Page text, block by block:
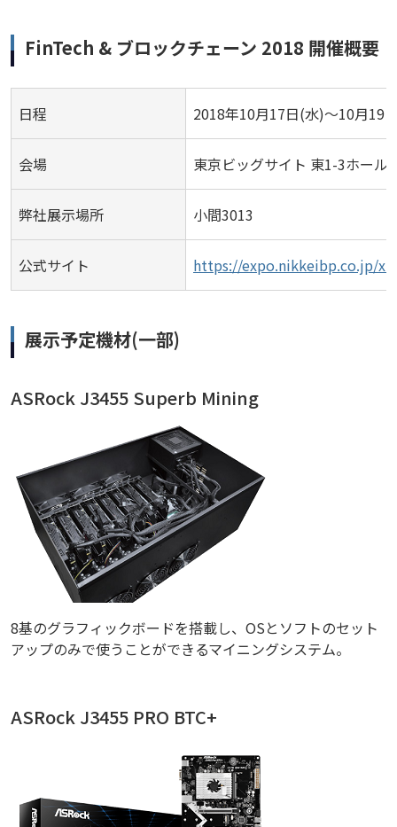
FinTech & ブロックチェーン 2018 開催概要
日程 2018年10月17日(水)～10月19
会場 東京ビッグサイト 東1-3ホール
弊社展示場所 小間3013
公式サイト https://expo.nikkeibp.co.jp/
展示予定機材(一部)
ASRock J3455 Superb Mining
8基のグラフィックボードを搭載し、OSとソフトのセット
アップのみで使うことができるマイニングシステム。
ASRock J3455 PRO BTC+